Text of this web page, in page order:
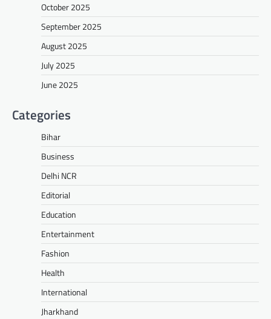
October 2025
September 2025
August 2025
July 2025
June 2025
Categories
Bihar
Business
Delhi NCR
Editorial
Education
Entertainment
Fashion
Health
International
Jharkhand